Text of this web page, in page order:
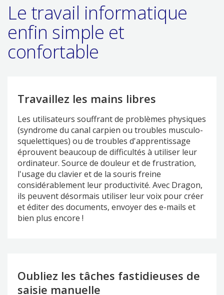
Le travail informatique
enfin simple et
confortable
Travaillez les mains libres
Les utilisateurs souffrant de problèmes physiques
(syndrome du canal carpien ou troubles musculo-
squelettiques) ou de troubles d'apprentissage
éprouvent beaucoup de difficultés à utiliser leur
ordinateur. Source de douleur et de frustration,
l'usage du clavier et de la souris freine
considérablement leur productivité. Avec Dragon,
ils peuvent désormais utiliser leur voix pour créer
et éditer des documents, envoyer des e-mails et
bien plus encore !
Oubliez les tâches fastidieuses de
saisie manuelle